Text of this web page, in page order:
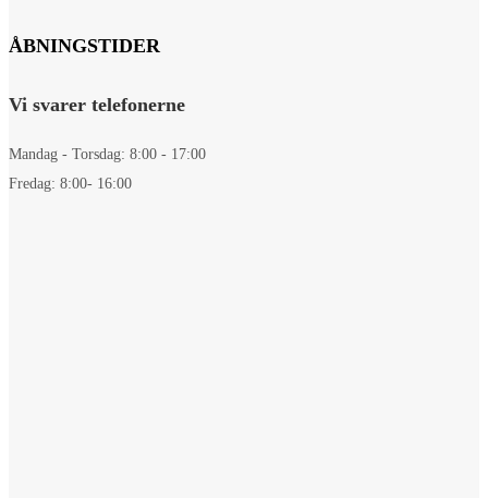
ÅBNINGSTIDER
Vi svarer telefonerne
Mandag - Torsdag: 8:00 - 17:00
Fredag: 8:00- 16:00